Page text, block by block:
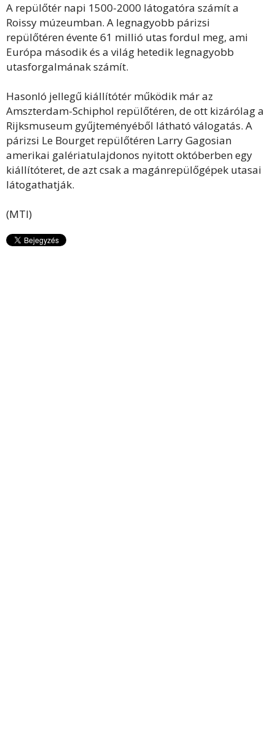
A repülőtér napi 1500-2000 látogatóra számít a
Roissy múzeumban. A legnagyobb párizsi
repülőtéren évente 61 millió utas fordul meg, ami
Európa második és a világ hetedik legnagyobb
utasforgalmának számít.
Hasonló jellegű kiállítótér működik már az
Amszterdam-Schiphol repülőtéren, de ott kizárólag a
Rijksmuseum gyűjteményéből látható válogatás. A
párizsi Le Bourget repülőtéren Larry Gagosian
amerikai galériatulajdonos nyitott októberben egy
kiállítóteret, de azt csak a magánrepülőgépek utasai
látogathatják.
(MTI)